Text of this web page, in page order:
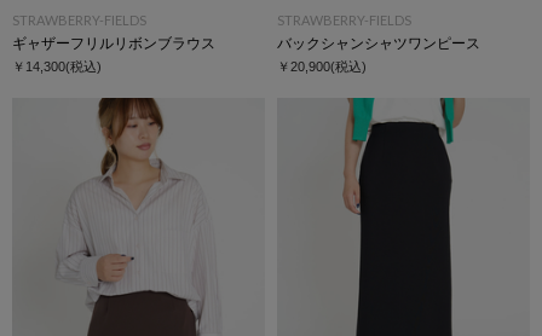
STRAWBERRY-FIELDS
ギャザーフリルリボンブラウス
￥14,300(税込)
STRAWBERRY-FIELDS
バックシャンシャツワンピース
￥20,900(税込)